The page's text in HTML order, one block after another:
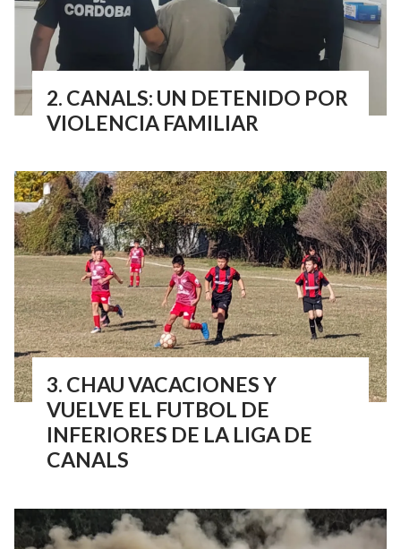
CANALS: UN DETENIDO POR
VIOLENCIA FAMILIAR
CHAU VACACIONES Y
VUELVE EL FUTBOL DE
INFERIORES DE LA LIGA DE
CANALS